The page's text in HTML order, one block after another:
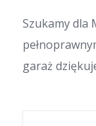
Szukamy dla
garaż